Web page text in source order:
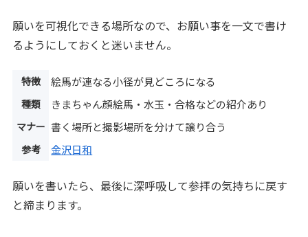
願いを可視化できる場所なので、お願い事を一文で書け
るようにしておくと迷いません。
特徴 絵馬が連なる小径が見どころになる
種類 きまちゃん顔絵馬・水玉・合格などの紹介あり
マナー 書く場所と撮影場所を分けて譲り合う
参考 金沢日和
願いを書いたら、最後に深呼吸して参拝の気持ちに戻す
と締まります。